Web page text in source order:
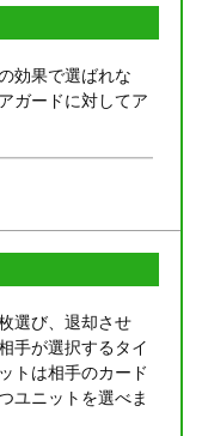
効果で選ばれな
ガードに対してア
選び、退却させ
手が選択するタイ
トは相手のカード
ユニットを選べま